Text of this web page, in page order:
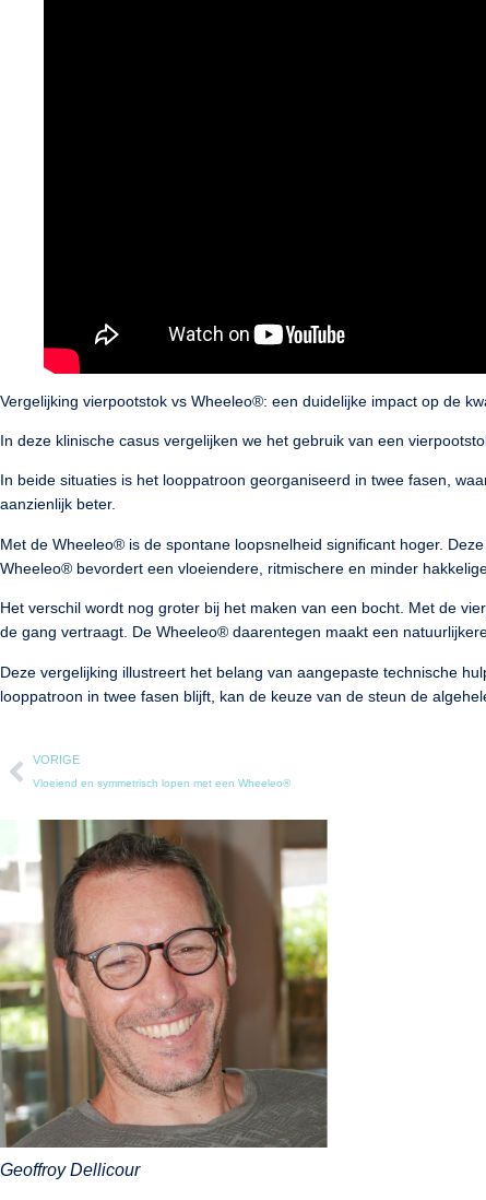
Vergelijking vierpootstok vs Wheeleo®: een duidelijke impact op de
In deze klinische casus vergelijken we het gebruik van een
In beide situaties is het looppatroon georganiseerd in twee fasen,
aanzienlijk beter.
Met de Wheeleo® is de spontane loopsnelheid significant hoger.
Wheeleo® bevordert een vloeiendere, ritmischere en minder
Het verschil wordt nog groter bij het maken van een bocht. Met de
de gang vertraagt. De Wheeleo® daarentegen maakt een
Deze vergelijking illustreert het belang van aangepaste technische
looppatroon in twee fasen blijft, kan de keuze van de steun de
VORIGE
Vloeiend en symmetrisch lopen met een Wheeleo®
Geoffroy Dellicour